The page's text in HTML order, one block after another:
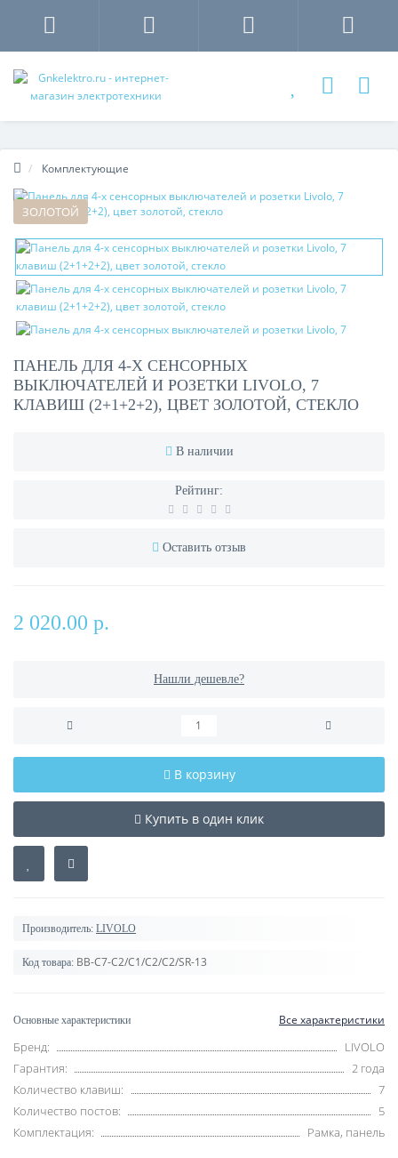
Комплектующие
ЗОЛОТОЙ
ПАНЕЛЬ ДЛЯ 4-Х СЕНСОРНЫХ
ВЫКЛЮЧАТЕЛЕЙ И РОЗЕТКИ LIVOLO, 7
КЛАВИШ (2+1+2+2), ЦВЕТ ЗОЛОТОЙ, СТЕКЛО
В наличии
Рейтинг:
Оставить отзыв
2 020.00 р.
Нашли дешевле?
В корзину
Купить в один клик
Производитель: LIVOLO
Код товара: BB-C7-C2/C1/C2/C2/SR-13
Основные характеристики Все характеристики
Бренд:
LIVOLO
Гарантия:
2 года
Количество клавиш:
7
Количество постов:
5
Комплектация:
Рамка, панель